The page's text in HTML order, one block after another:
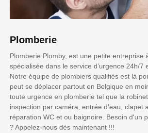
Plomberie
Plomberie Plomby, est une petite entreprise
spécialisée dans le service d’urgence 24h/7
Notre équipe de plombiers qualifiés est là
peut se déplacer partout en Belgique en
toute urgence en plomberie tel que la
inspection par caméra, entrée d'eau, clapet
réparation WC et ou baignoire. Besoin d'un
? Appelez-nous dès maintenant !!!